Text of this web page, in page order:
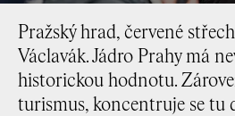
Pražský hrad, červené
Václavák. Jádro Prahy má
historickou hodnotu.
turismus, koncentruje se tu